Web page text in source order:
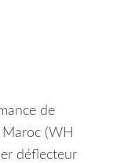
de
Maroc (WH
déflecteur